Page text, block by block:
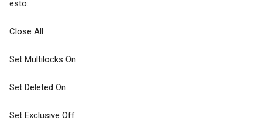
esto:
Close All
Set Multilocks On
Set Deleted On
Set Exclusive Off